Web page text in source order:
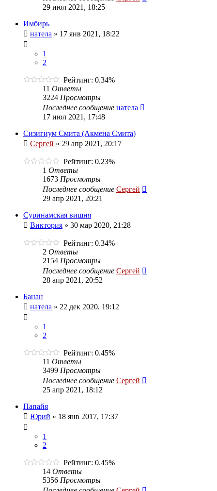
29 июл 2021, 18:25
Имбирь
натела » 17 янв 2021, 18:22
1
2
Рейтинг: 0.34%
11 Ответы
3224 Просмотры
Последнее сообщение натела
17 июл 2021, 17:48
Сизигиум Смита (Акмена Смита)
Сергей » 29 апр 2021, 20:17
Рейтинг: 0.23%
1 Ответы
1673 Просмотры
Последнее сообщение Сергей
29 апр 2021, 20:21
Суринамская вишня
Виктория » 30 мар 2020, 21:28
Рейтинг: 0.34%
2 Ответы
2154 Просмотры
Последнее сообщение Сергей
28 апр 2021, 20:52
Банан
натела » 22 дек 2020, 19:12
1
2
Рейтинг: 0.45%
11 Ответы
3499 Просмотры
Последнее сообщение Сергей
25 апр 2021, 18:12
Папайя
Юрий » 18 янв 2017, 17:37
1
2
Рейтинг: 0.45%
14 Ответы
5356 Просмотры